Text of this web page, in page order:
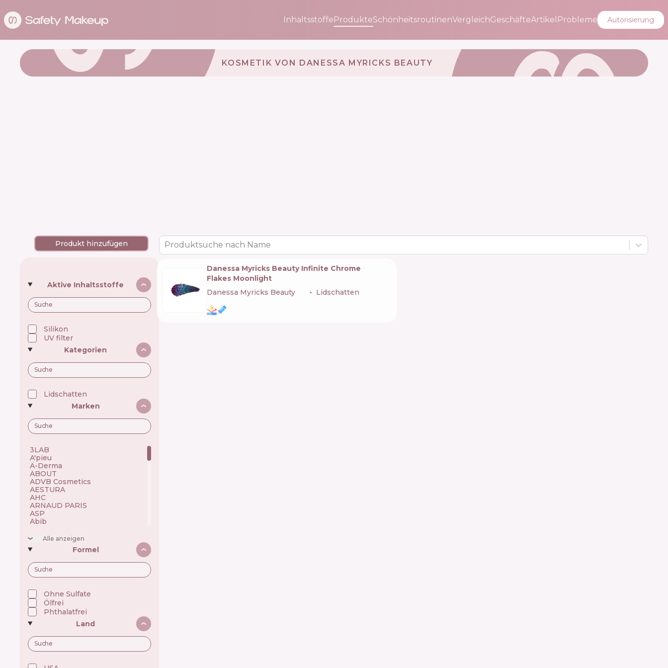
InhaltsstoffeProdukteSchönheitsroutinenVergleichGeschäfteArtikel Probleme Autorisierung
KOSMETIK VON DANESSA MYRICKS BEAUTY 🇺🇸
Produkt hinzufügen
Aktive Inhaltsstoffe
Silikon
UV filter
Kategorien
Lidschatten
Marken
3LAB 🇺🇸
A'pieu 🇰🇷
A-Derma 🇫🇷
ABOUT 🇺🇦
ADVB Cosmetics 🇹🇷
AESTURA 🇰🇷
AHC 🇰🇷
ARNAUD PARIS 🇫🇷
ASP 🇬🇧
Abib 🇰🇷
Achroactive Max 🇧🇬
Acnemy 🇪🇸
Acure 🇺🇸
Acwell 🇰🇷
Ada Tina 🇧🇷
Aesop 🇦🇺
Alfaparf 🇮🇹
Allen Mak 🇧🇬
Allies of Skin 🇸🇬
Alpecin 🇩🇪
Alpha H 🇦🇺
Amway 🇺🇸
Anastasia Beverly Hills 🇺🇸
Anua 🇰🇷
Alle anzeigen
Formel
Ohne Sulfate
Ölfrei
Phthalatfrei
Land
Produktsuche nach Name
Danessa Myricks Beauty Infinite Chrome
Flakes Moonlight
Danessa Myricks Beauty
Lidschatten